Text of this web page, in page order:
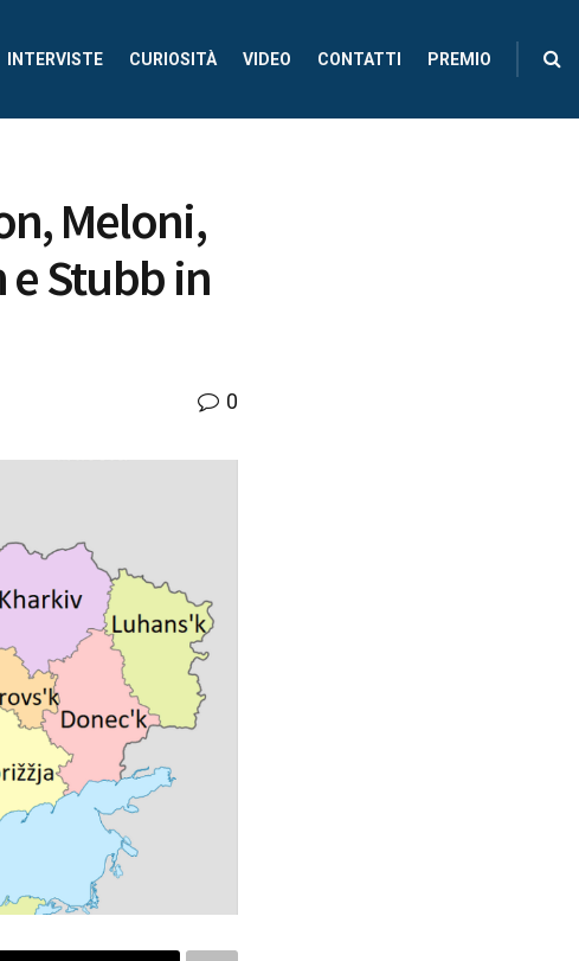
INTERVISTE CURIOSITÀ VIDEO CONTATTI PREMIO
Meloni,
e Stubb in
0